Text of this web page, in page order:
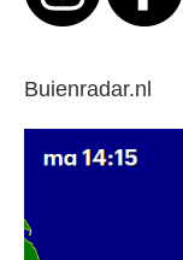
Buienradar.nl